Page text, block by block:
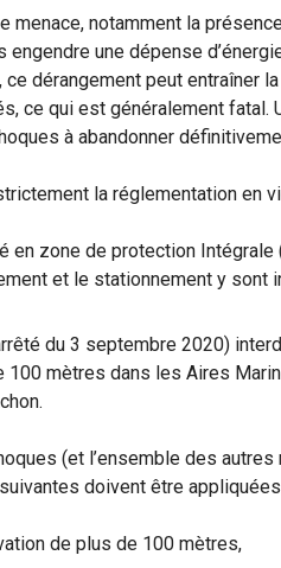
menace, notamment la
une dépense
dérangement peut entraîner
ce qui est généralement fatal.
à abandonner
la réglementation en
en zone de protection Intégrale
et le stationnement y sont
du 3 septembre 2020)
100 mètres dans les Aires
(et l’ensemble des
doivent être
de plus de 100 mètres,